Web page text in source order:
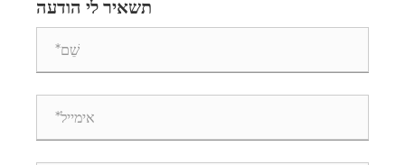
תשאיר לי הודעה